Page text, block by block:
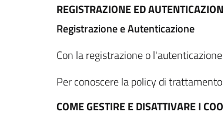
REGISTRAZIONE ED
Registrazione e Autenticazione
Con la registrazione o
Per conoscere la policy di
COME GESTIRE E DISATTIVARE I